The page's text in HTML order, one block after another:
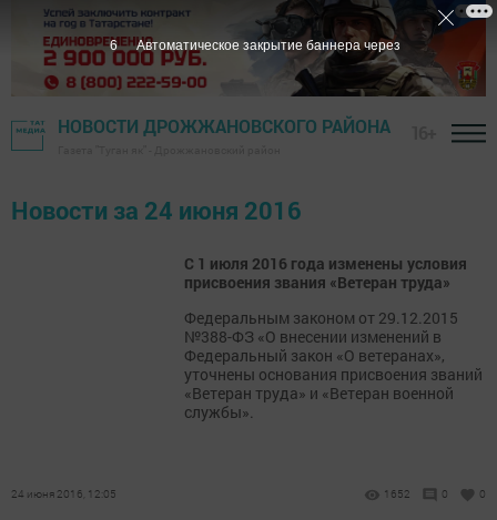
НОВОСТИ ДРОЖЖАНОВСКОГО РАЙОНА
Новости за 24 июня 2016
С 1 июля 2016 года изменены условия
присвоения звания «Ветеран труда»
Федеральным законом от 29.12.2015
№388-ФЗ «О внесении изменений в
Федеральный закон «О ветеранах»,
уточнены основания присвоения званий
«Ветеран труда» и «Ветеран военной
службы».
24 июня 2016, 12:05 1652 0 0
6 Автоматическое закрытие баннера через